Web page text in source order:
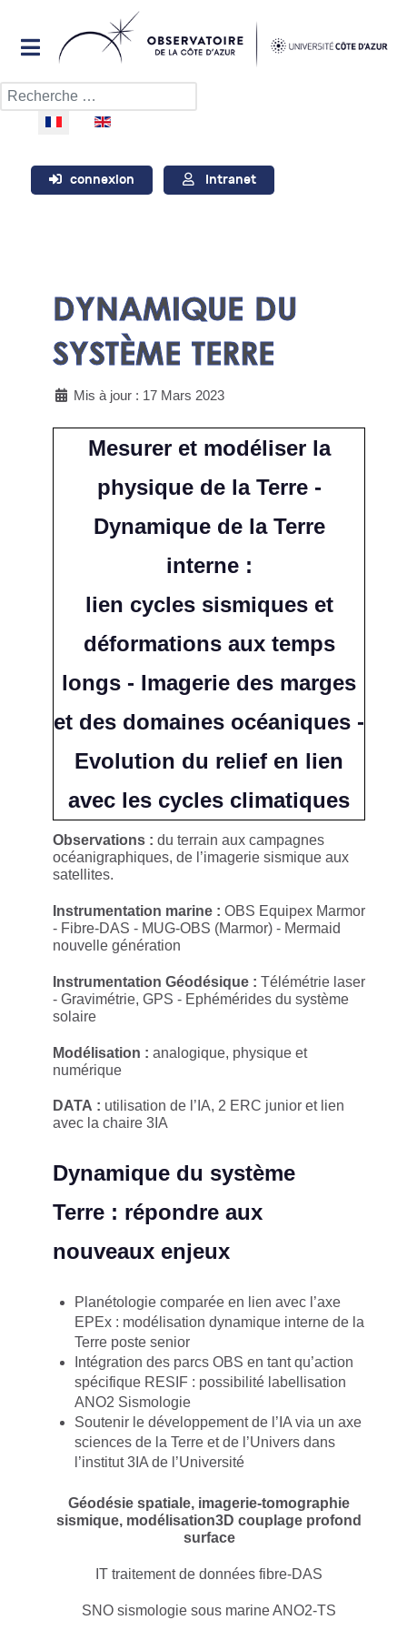
Rechercher
Sélectionnez votre langue
connexion Intranet
DYNAMIQUE DU
SYSTÈME TERRE​
Mis à jour : 17 Mars 2023
Mesurer et modéliser la
physique de la Terre -
Dynamique de la Terre
interne :
lien cycles sismiques et
déformations aux temps
longs - Imagerie des marges
et des domaines océaniques -
Evolution du relief en lien
avec les cycles climatiques
Observations : du terrain aux campagnes
océanigraphiques, de l’imagerie sismique aux
satellites.
Instrumentation marine : OBS Equipex Marmor
- Fibre-DAS - MUG-OBS (Marmor) - Mermaid
nouvelle génération
​Instrumentation Géodésique : Télémétrie laser
- Gravimétrie, GPS - Ephémérides du système
solaire
Modélisation : analogique, physique et
numérique
DATA : utilisation de l’IA, 2 ERC junior et lien
avec la chaire 3IA
Dynamique du système
Terre : répondre aux
nouveaux enjeux
Planétologie comparée en lien avec l’axe
EPEx : modélisation dynamique interne de la
Terre poste senior
​Intégration des parcs OBS en tant qu’action
spécifique RESIF : possibilité labellisation
ANO2 Sismologie
Soutenir le développement de l’IA via un axe
sciences de la Terre et de l’Univers dans
l’institut 3IA de l’Université
Géodésie spatiale, imagerie-tomographie
sismique, modélisation3D couplage profond
surface
IT traitement de données fibre-DAS
SNO sismologie sous marine ANO2-TS